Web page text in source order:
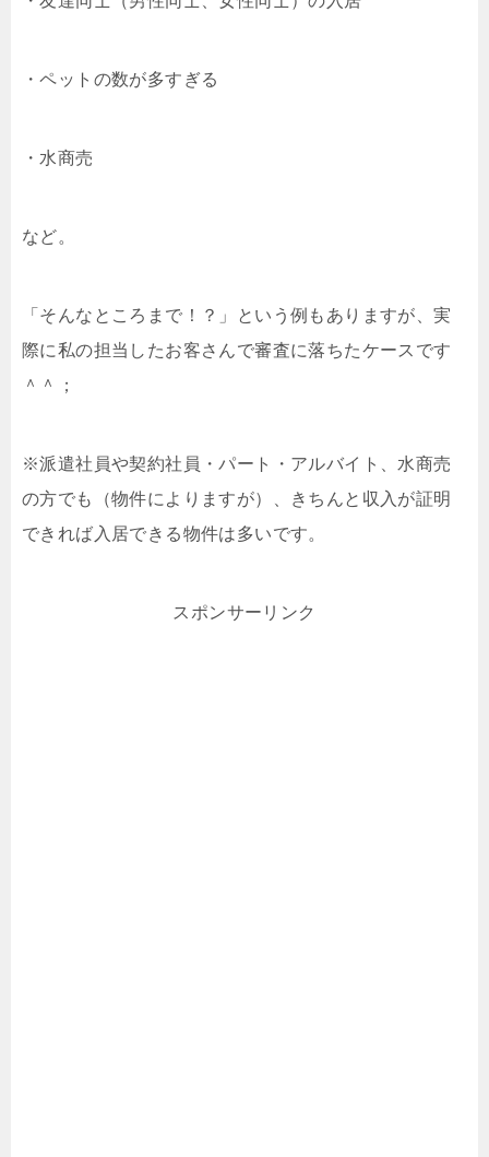
・ペットの数が多すぎる
・水商売
など。
「そんなところまで！？」という例もありますが、実
際に私の担当したお客さんで審査に落ちたケースです
＾＾；
※派遣社員や契約社員・パート・アルバイト、水商売
の方でも（物件によりますが）、きちんと収入が証明
できれば入居できる物件は多いです。
スポンサーリンク